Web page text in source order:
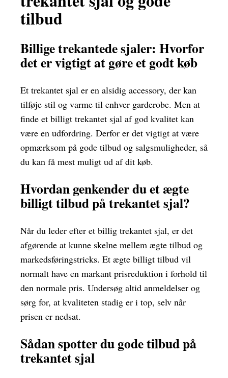
tilbud
Billige trekantede sjaler: Hvorfor
det er vigtigt at gøre et godt køb
Et trekantet sjal er en alsidig accessory, der kan
tilføje stil og varme til enhver garderobe. Men at
finde et billigt trekantet sjal af god kvalitet kan
være en udfordring. Derfor er det vigtigt at være
opmærksom på gode tilbud og salgsmuligheder, så
du kan få mest muligt ud af dit køb.
Hvordan genkender du et ægte
billigt tilbud på trekantet sjal?
Når du leder efter et billig trekantet sjal, er det
afgørende at kunne skelne mellem ægte tilbud og
markedsføringstricks. Et ægte billigt tilbud vil
normalt have en markant prisreduktion i forhold til
den normale pris. Undersøg altid anmeldelser og
sørg for, at kvaliteten stadig er i top, selv når
prisen er nedsat.
Sådan spotter du gode tilbud på
trekantet sjal